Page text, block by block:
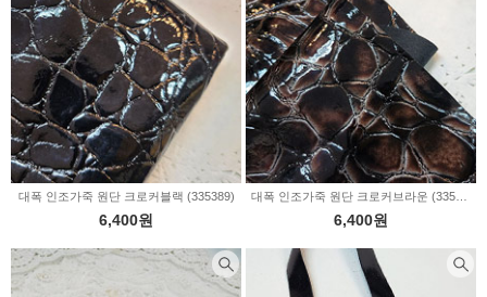
대폭 인조가죽 원단 크로커블랙 (335389)
6,400원 6,400원